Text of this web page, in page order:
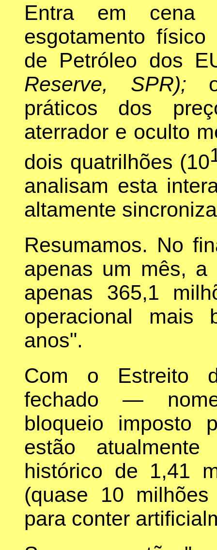
Entra em cena
esgotamento
de Petróleo dos
Reserve, SPR);
práticos dos
aterrador e oculto
dois quatrilhões (10
analisam esta
altamente
Resumamos. No
apenas um mês, a
apenas 365,1
operacional
anos".
Com o Estreito
fechado —
bloqueio
estão
histórico de 1,41
(quase 10
para conter